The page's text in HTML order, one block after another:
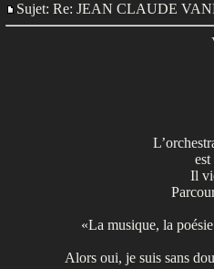
Sujet: Re: JEAN CLAUDE
Il
«La musique, la
Alors oui, je suis sans